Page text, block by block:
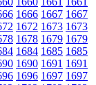
1666 1667 1667
1672 1673 1673
1678 1679 1679
1684 1685 1685
1690 1691 1691
1696 1697 1697